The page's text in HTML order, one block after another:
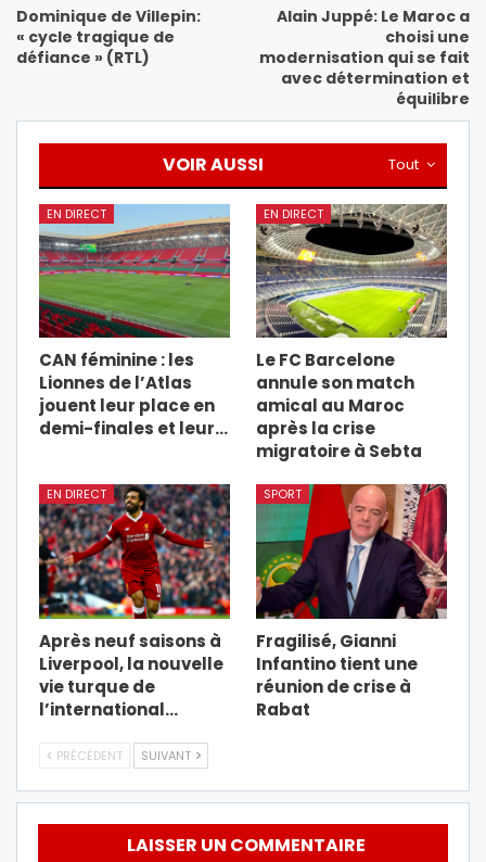
Dominique de Villepin:
« cycle tragique de
défiance » (RTL)
Alain Juppé: Le Maroc a
choisi une
modernisation qui se fait
avec détermination et
équilibre
Tout
VOIR AUSSI
EN DIRECT
CAN féminine : les
Lionnes de l’Atlas
jouent leur place en
demi-finales et leur…
EN DIRECT
Le FC Barcelone
annule son match
amical au Maroc
après la crise
migratoire à Sebta
EN DIRECT
Après neuf saisons à
Liverpool, la nouvelle
vie turque de
l’international…
SPORT
Fragilisé, Gianni
Infantino tient une
réunion de crise à
Rabat
PRÉCÉDENT SUIVANT
LAISSER UN COMMENTAIRE